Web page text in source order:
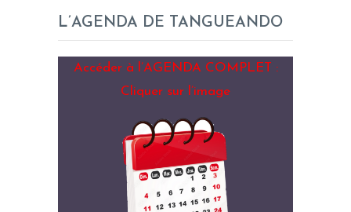
L’AGENDA DE TANGUEANDO
Accéder à l’AGENDA COMPLET :
Cliquer sur l’image